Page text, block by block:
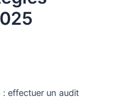
: effectuer un audit